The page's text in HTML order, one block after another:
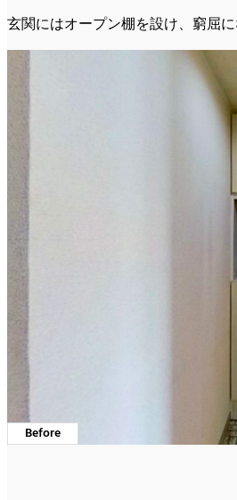
玄関にはオープン棚を設け、窮屈
Before